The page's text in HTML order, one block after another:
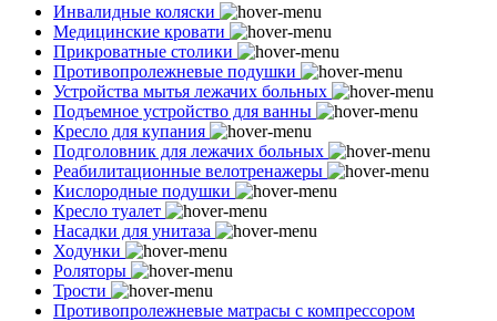
Инвалидные коляски
Медицинские кровати
Прикроватные столики
Противопролежневые подушки
Устройства мытья лежачих больных
Подъемное устройство для ванны
Кресло для купания
Подголовник для лежачих больных
Реабилитационные велотренажеры
Кислородные подушки
Кресло туалет
Насадки для унитаза
Ходунки
Роляторы
Трости
Противопролежневые матрасы с компрессором